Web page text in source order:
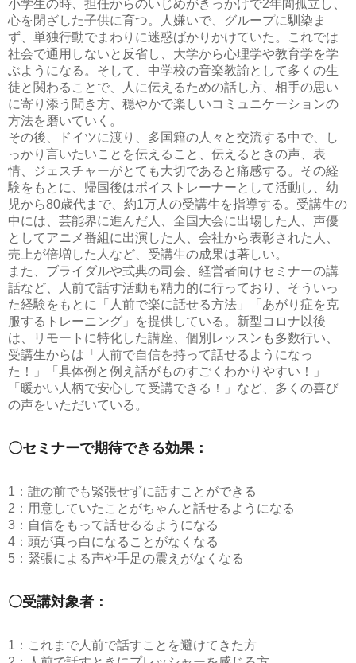
小学生の時、担任からのいじめがきっかけで2年間孤立し、
心を閉ざした子供に育つ。人嫌いで、グループに馴染ま
ず、単独行動でまわりに迷惑ばかりかけていた。これでは
社会で通用しないと反省し、大学から心理学や教育学を学
ぶようになる。そして、中学校の音楽教諭として多くの生
徒と関わることで、人に伝えるための話し方、相手の思い
に寄り添う聞き方、穏やかで楽しいコミュニケーションの
方法を磨いていく。
その後、ドイツに渡り、多国籍の人々と交流する中で、し
っかり言いたいことを伝えること、伝えるときの声、表
情、ジェスチャーがとても大切であると痛感する。その経
験をもとに、帰国後はボイストレーナーとして活動し、幼
児から80歳代まで、約1万人の受講生を指導する。受講生の
中には、芸能界に進んだ人、全国大会に出場した人、声優
としてアニメ番組に出演した人、会社から表彰された人、
売上が倍増した人など、受講生の成果は著しい。
また、ブライダルや式典の司会、経営者向けセミナーの講
話など、人前で話す活動も精力的に行っており、そういっ
た経験をもとに「人前で楽に話せる方法」「あがり症を克
服するトレーニング」を提供している。新型コロナ以後
は、リモートに特化した講座、個別レッスンも多数行い、
受講生からは「人前で自信を持って話せるようになっ
た！」「具体例と例え話がものすごくわかりやすい！」
「暖かい人柄で安心して受講できる！」など、多くの喜び
の声をいただいている。
〇セミナーで期待できる効果：
1：誰の前でも緊張せずに話すことができる
2：用意していたことがちゃんと話せるようになる
3：自信をもって話せるるようになる
4：頭が真っ白になることがなくなる
5：緊張による声や手足の震えがなくなる
〇受講対象者：
1：これまで人前で話すことを避けてきた方